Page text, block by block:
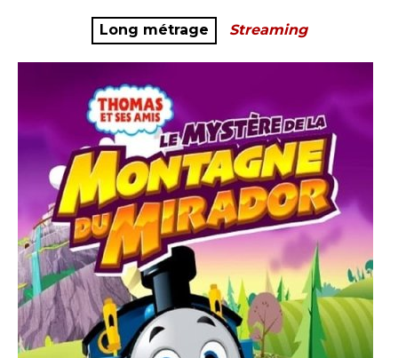
Long métrage Streaming